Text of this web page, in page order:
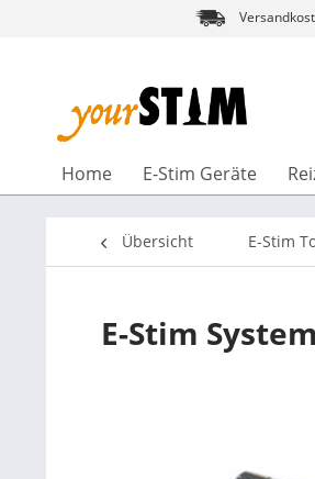
Home E-Stim Geräte
Übersicht E-Stim
E-Stim